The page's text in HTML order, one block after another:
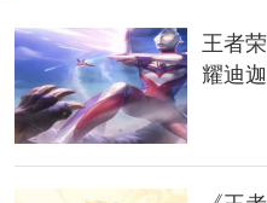
外卡选拔赛 11月22日-11月
小组赛 11月29日-12月9日
王者
耀迪